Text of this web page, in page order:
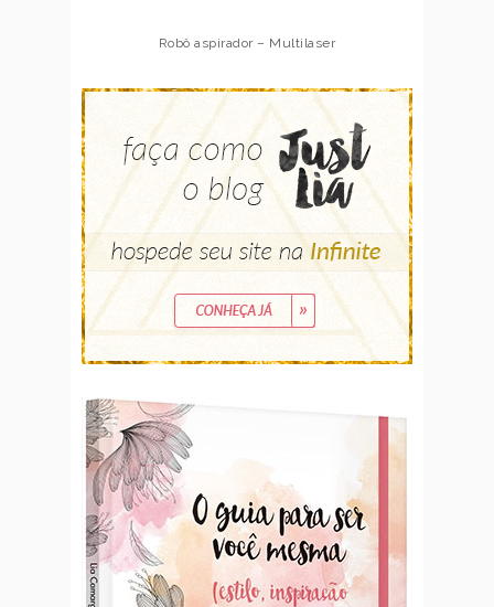
Robô aspirador – Multilaser